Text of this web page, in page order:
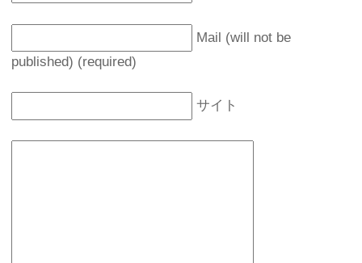
Mail (will not be
published) (required)
サイト